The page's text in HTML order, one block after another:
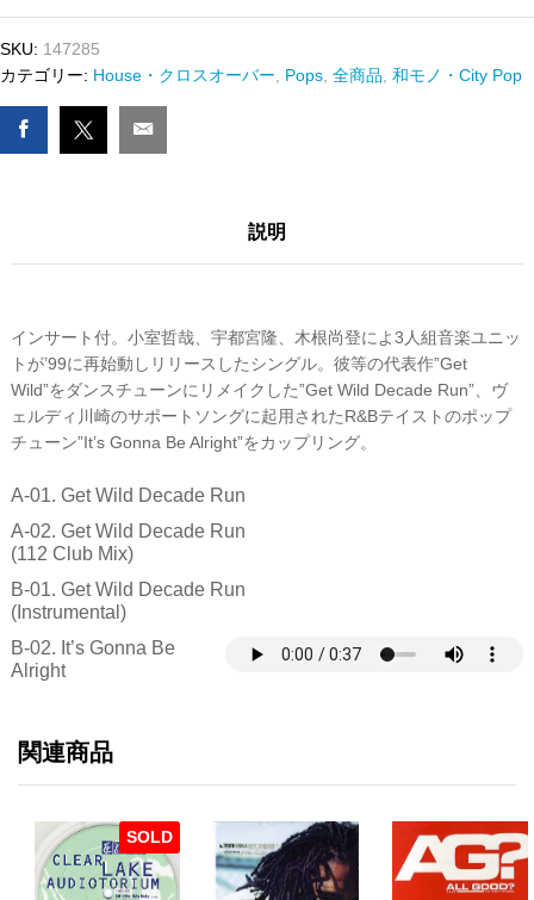
-
GET
WILD
RUN
/
SKU: 147285
カテゴリー: House・クロスオーバー Pops 全商品 和モノ・City Pop
説明
インサート付。小室哲哉、宇都宮隆、木根尚登によ3人組音楽ユニッ
トが’99に再始動しリリースしたシングル。彼等の代表作”Get
Wild”をダンスチューンにリメイクした”Get Wild Decade Run”、ヴ
ェルディ川崎のサポートソングに起用されたR&Bテイストのポップ
チューン”It’s Gonna Be Alright”をカップリング。
A-01. Get Wild Decade Run
A-02. Get Wild Decade Run
(112 Club Mix)
B-01. Get Wild Decade Run
(Instrumental)
B-02. It’s Gonna Be
Alright
関連商品
SOLD